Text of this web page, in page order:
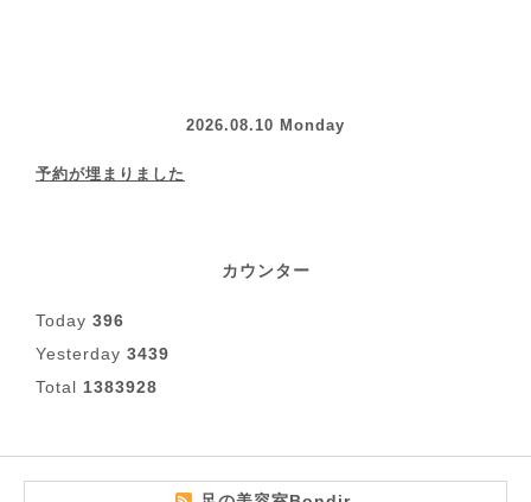
2026.08.10 Monday
予約が埋まりました
カウンター
Today 396
Yesterday 3439
Total 1383928